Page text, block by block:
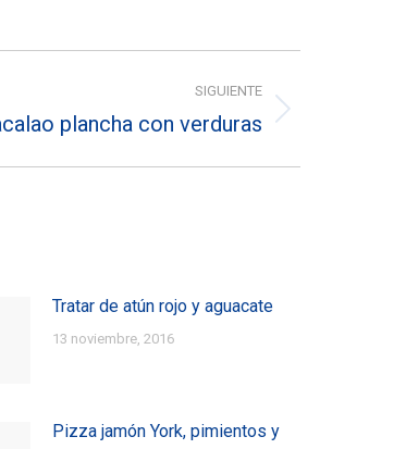
SIGUIENTE
plancha con verduras
Tratar de atún rojo y aguacate
13 noviembre, 2016
Pizza jamón York, pimientos y